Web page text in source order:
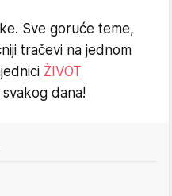
Sve goruće teme,
tračevi na jednom
ŽIVOT
dana!